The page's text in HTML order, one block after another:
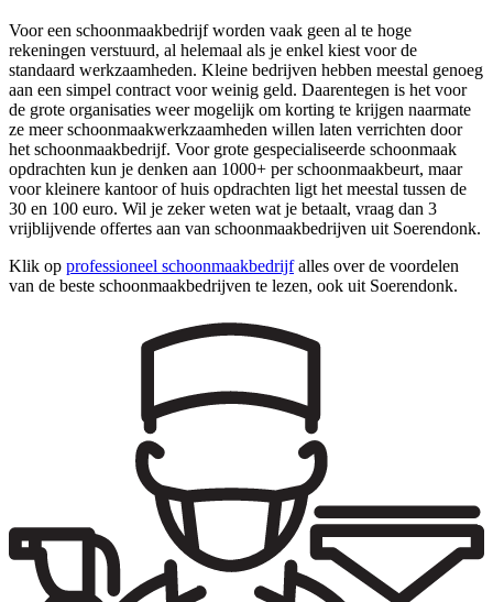
Voor een schoonmaakbedrijf worden vaak geen al te hoge
rekeningen verstuurd, al helemaal als je enkel kiest voor de
standaard werkzaamheden. Kleine bedrijven hebben meestal genoeg
aan een simpel contract voor weinig geld. Daarentegen is het voor
de grote organisaties weer mogelijk om korting te krijgen naarmate
ze meer schoonmaakwerkzaamheden willen laten verrichten door
het schoonmaakbedrijf. Voor grote gespecialiseerde schoonmaak
opdrachten kun je denken aan 1000+ per schoonmaakbeurt, maar
voor kleinere kantoor of huis opdrachten ligt het meestal tussen de
30 en 100 euro. Wil je zeker weten wat je betaalt, vraag dan 3
vrijblijvende offertes aan van schoonmaakbedrijven uit Soerendonk.
Klik op professioneel schoonmaakbedrijfalles over de voordelen
van de beste schoonmaakbedrijven te lezen, ook uit Soerendonk.